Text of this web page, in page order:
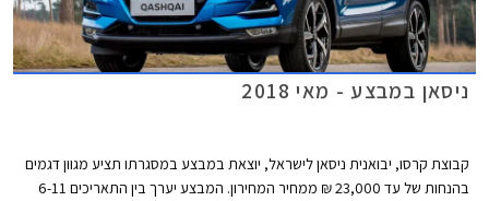
ניסאן במבצע - מאי 2018
קבוצת קרסו, יבואנית ניסאן לישראל, יוצאת במבצע במסגרתו תציע מגוון דגמים
בהנחות של עד 23,000 ₪ ממחיר המחירון. המבצע יערך בין התאריכים 6-11